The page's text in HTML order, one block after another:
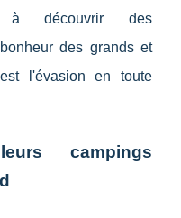
à découvrir des
des grands et
l'évasion en toute
campings